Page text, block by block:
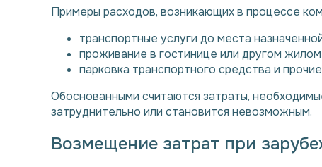
Примеры расходов, возникающих в процессе
транспортные услуги до места
проживание в гостинице или другом
парковка транспортного средства и
Обоснованными считаются затраты,
затруднительно или становится невозможным.
Возмещение затрат при